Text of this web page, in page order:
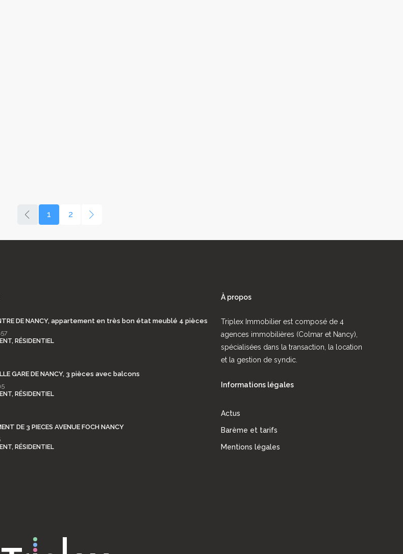
1 2
DE NANCY, appartement en très bon état meublé 4 pièces
RÉSIDENTIEL
GARE DE NANCY, 3 pièces avec balcons
RÉSIDENTIEL
DE 3 PIECES AVENUE FOCH NANCY
RÉSIDENTIEL
À propos
Triplex Immobilier est composé de 4
agences immobilières (Colmar et Nancy),
spécialisées dans la transaction, la location
et la gestion de syndic.
Informations légales
Actus
Barème et tarifs
Mentions légales